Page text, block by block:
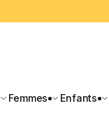
Femmes Enfants